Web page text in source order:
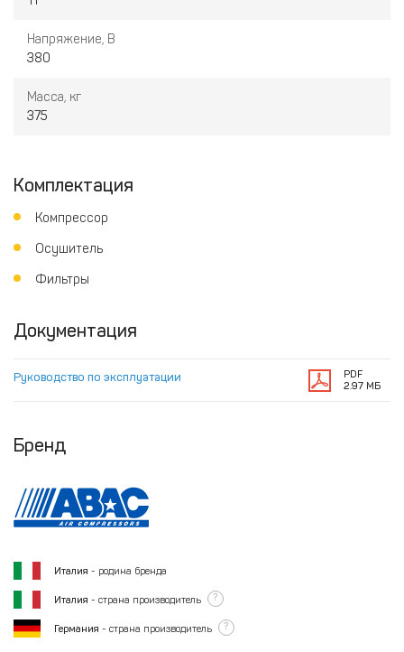
Напряжение, В
380
Масса, кг
375
Комплектация
Компрессор
Осушитель
Фильтры
Документация
Руководство по эксплуатации
PDF
2.97 МБ
Бренд
Италия - родина бренда
Италия - страна производитель ?
Германия - страна производитель ?